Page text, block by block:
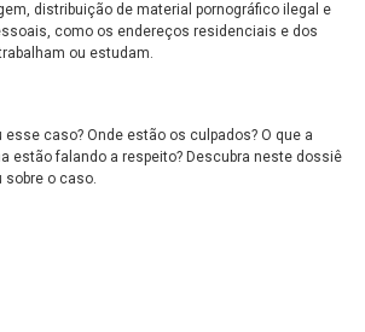
distribuição de material pornográfico ilegal e
como os endereços residenciais e dos
ou estudam.
caso? Onde estão os culpados? O que a
estão falando a respeito? Descubra neste dossiê
sobre o caso.